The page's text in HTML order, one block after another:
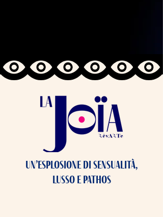
Un’esplosione di sensualità,
lusso e pathos